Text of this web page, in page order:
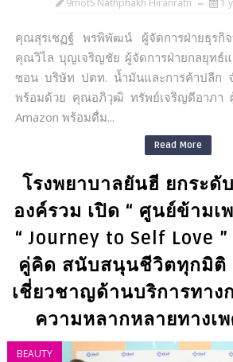
9motS Nathphakh Hiranratn 1
คุณสุรเชฏฐ์ พรพิพัฒน์ ผู้จัดการฝ่ายธุรกิ
คุณวิไล บุญเจริญชัย ผู้จัดการฝ่ายกลยุทธ์แ
ซอน บริษัท ปตท. น้ำมันและการค้าปลีก
พร้อมด้วย คุณอภิวุฒิ ทรัพย์เจริญดีอาภา
Amazon พร้อมดื่ม...
Read More
โรงพยาบาลยันฮี ยกระ
องค์รวม เปิด “ ศูนย์ข้ามเ
“ Journey to Self Love
คู่คิด สนับสนุนชีวิตทุกมิติ
เชี่ยวชาญด้านบริการทาง
ความหลากหลายทางเ
BEAUTY